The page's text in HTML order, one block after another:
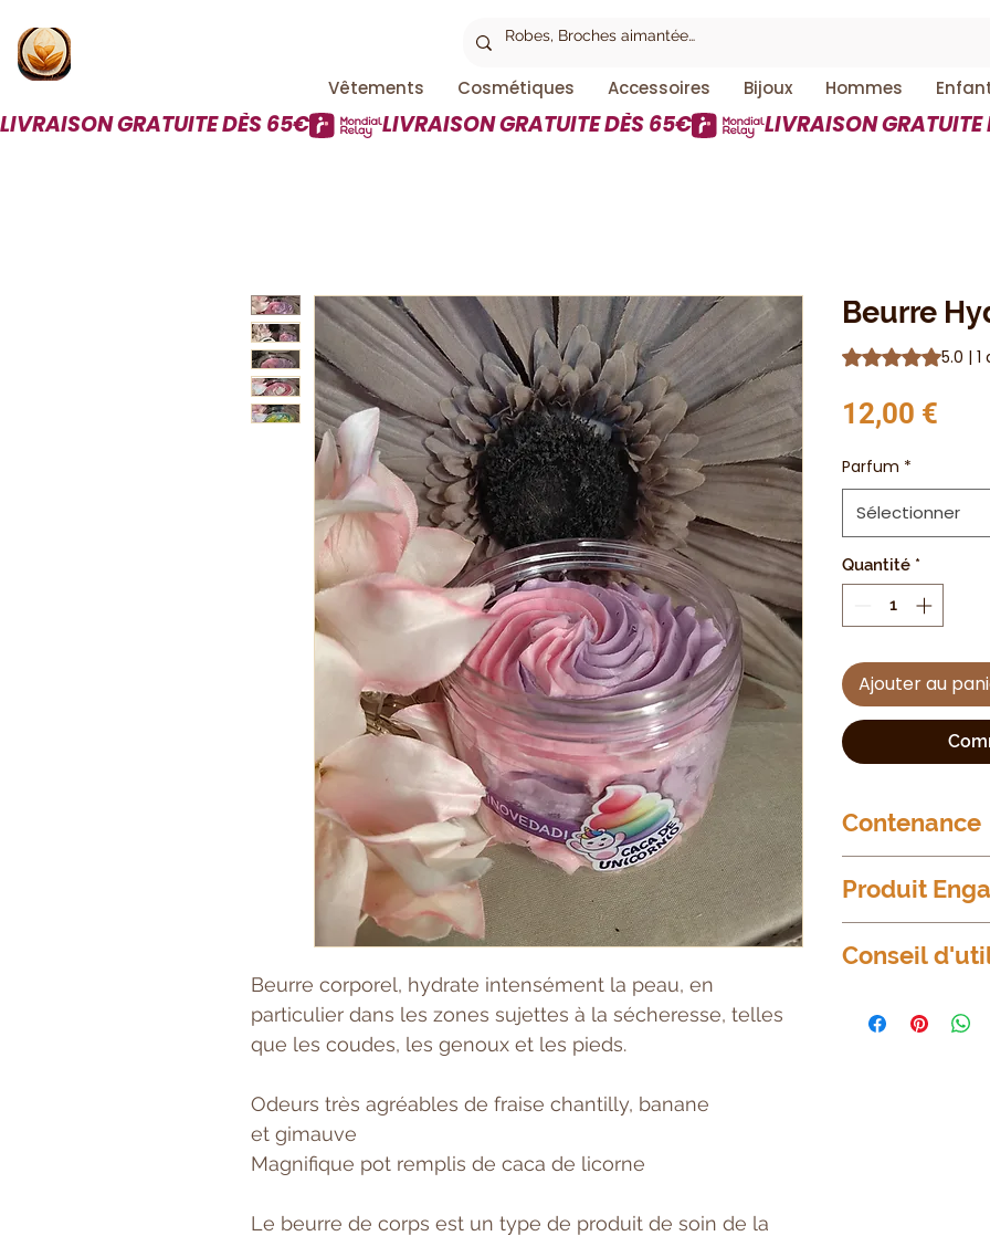
Vêtements Cosmétiques Accessoires Bijoux Hommes
LIVRAISON GRATUITE DÈS 65€
Beurre corporel, hydrate intensément la peau, en
particulier dans les zones sujettes à la sécheresse, telles
que les coudes, les genoux et les pieds.
Odeurs très agréables de fraise chantilly, banane
et gimauve
Magnifique pot remplis de caca de licorne
Le beurre de corps est un type de produit de soin de la
Beurre
La note est de 5.0
5.0 | 1
12,00 €
Parfum *
Sélectionner
Quantité *
Ajouter au
Contenance
Produit
Non testé sur les
Conseil
Massez pour